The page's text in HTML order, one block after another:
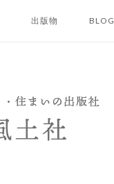
出版物 BLOG